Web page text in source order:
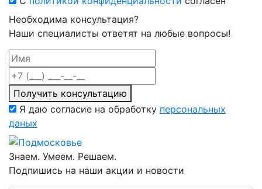
Необходима консультация?
Наши специалисты ответят на любые вопросы!
Получить консультацию
Я даю согласие на обработку персональных
даных
Знаем. Умеем. Решаем.
Подпишись на наши акции и новости